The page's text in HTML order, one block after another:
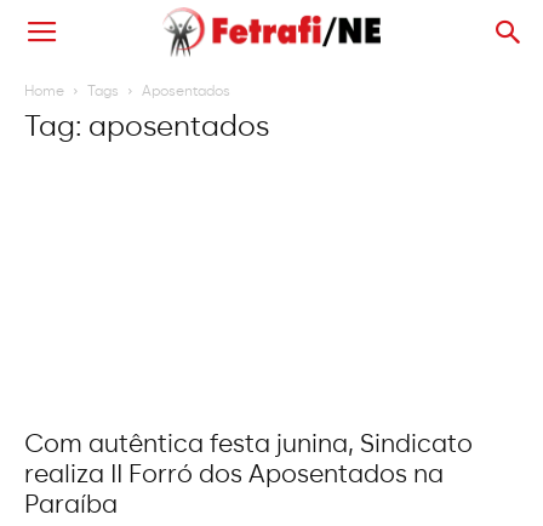
Home Tags Aposentados
Tag: aposentados
Com autêntica festa junina, Sindicato
realiza II Forró dos Aposentados na
Paraíba